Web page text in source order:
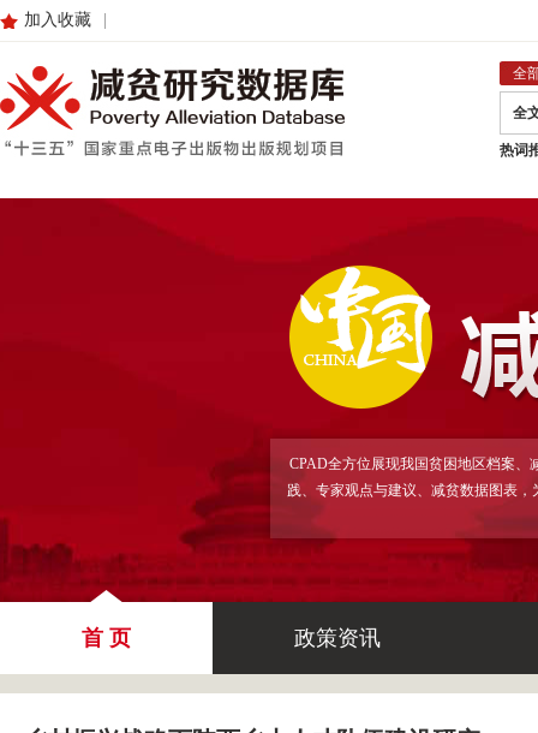
加入收藏
全
全
热词
CPAD全方位展现我国贫困地区档案
践、专家观点与建议、减贫数据图表
首 页 政策资讯